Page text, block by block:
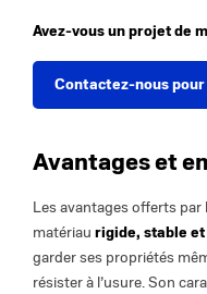
Avez-vous un projet de
Contactez-nous
Avantages et
Les avantages offerts
matériau rigide, stable
garder ses propriétés
résister à l’usure. Son